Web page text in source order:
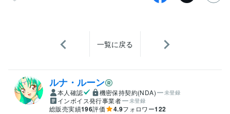
一覧に戻る
ルナ・ルーン
本人確認 機密保持契約(NDA) 未登録
インボイス発行事業者 未登録
総販売実績196評価 4.9フォロワー122